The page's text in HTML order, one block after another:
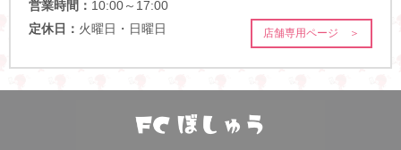
営業時間： 10:00～17:00
定休日： 火曜日・日曜日 店舗専用ページ ＞